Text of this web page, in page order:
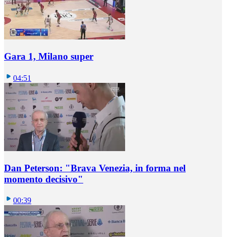
Gara 1, Milano super
04:51
Dan Peterson: "Brava Venezia, in forma nel
momento decisivo"
00:39